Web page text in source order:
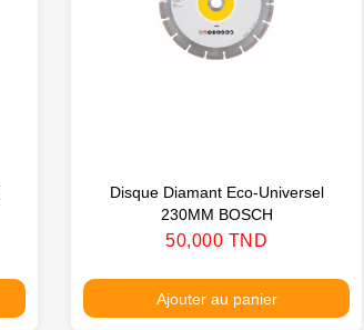
Disque Diamant Eco-Universel
230MM BOSCH
Prix
50,000 TND
Ajouter au panier